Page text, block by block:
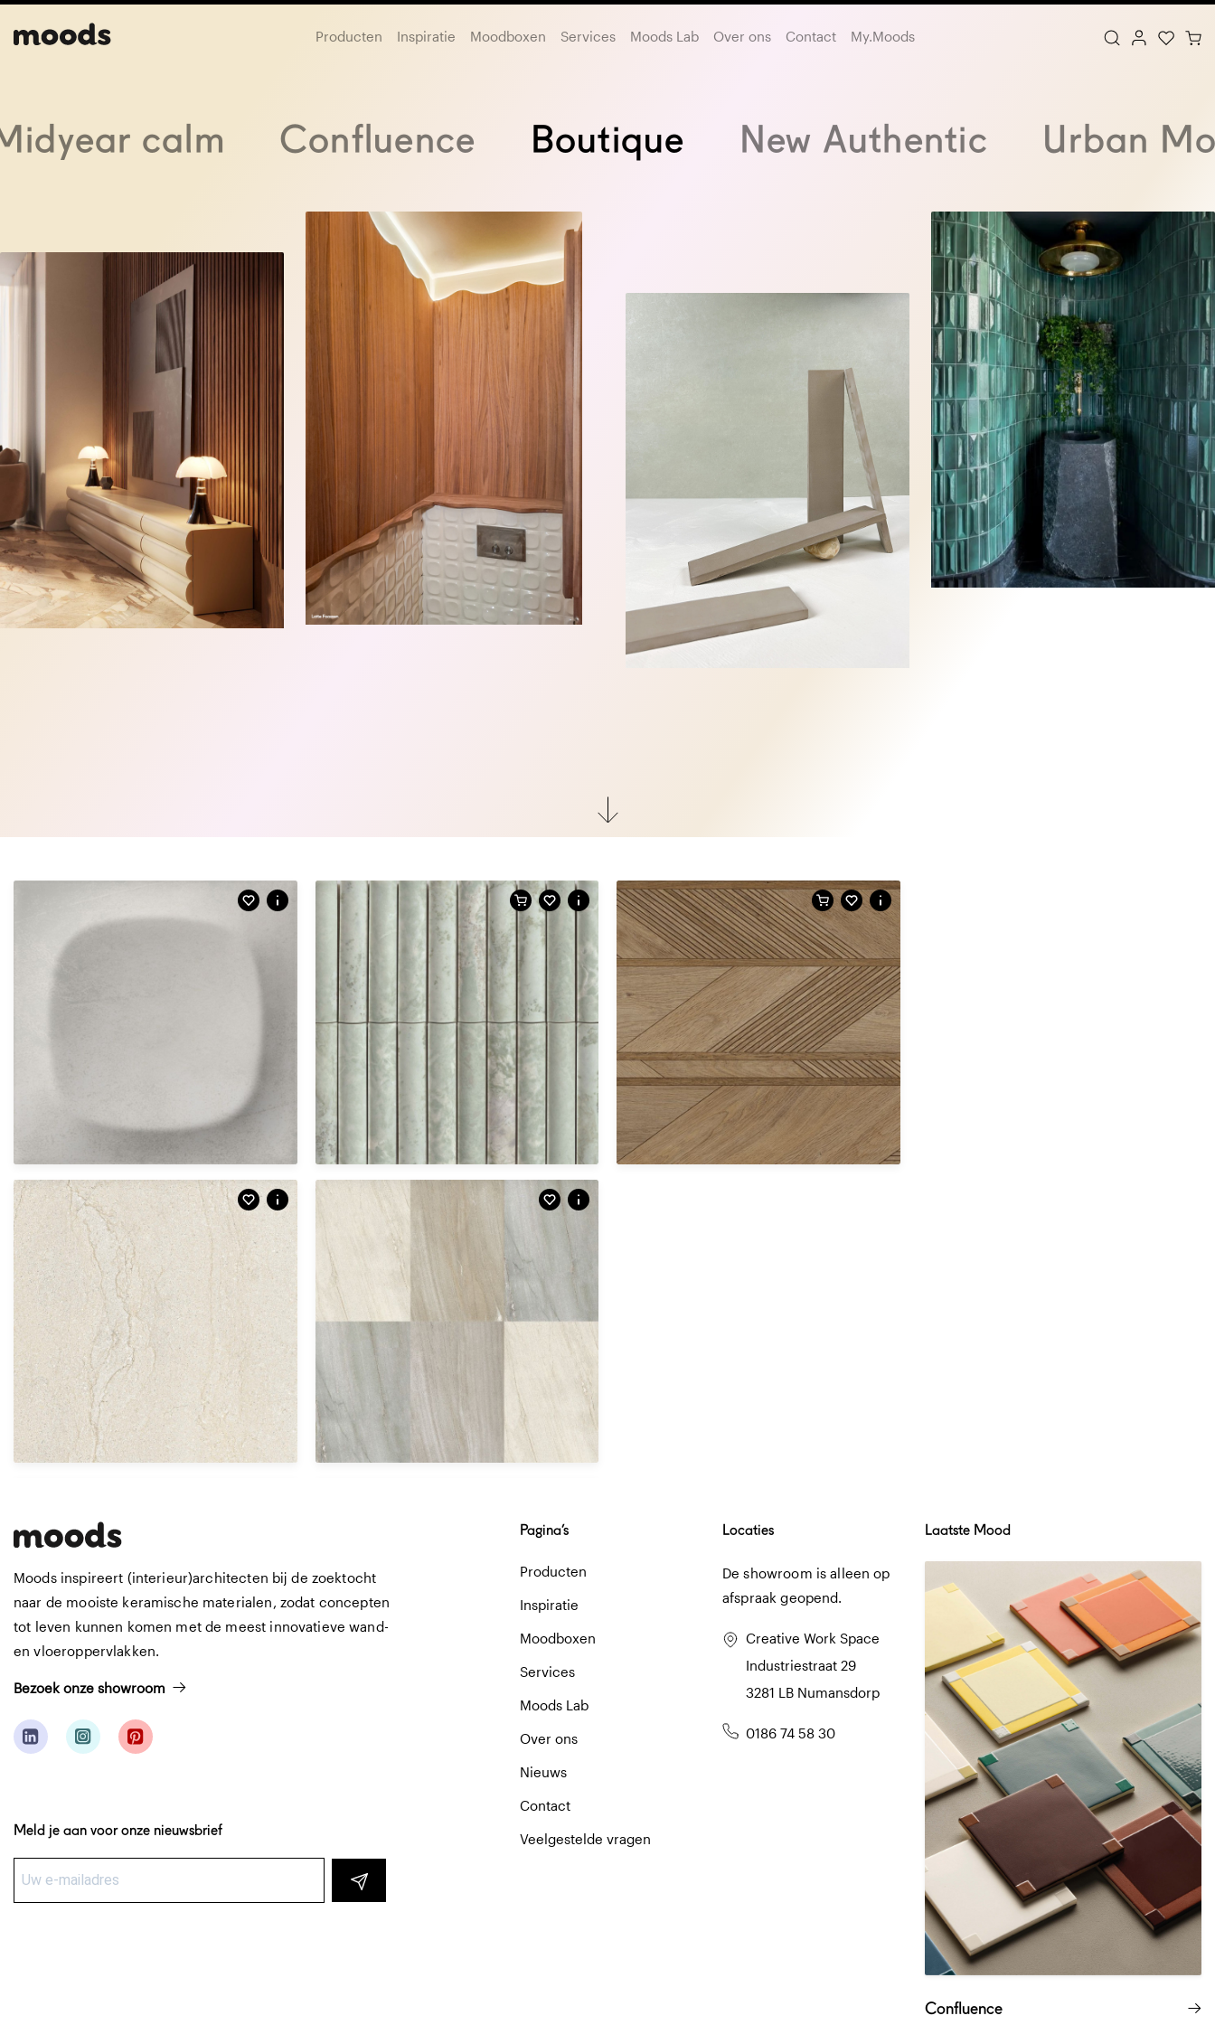
Producten Inspiratie Moodboxen Services Moods Lab Over ons Contact My.Moods
calm Confluence Boutique New Authentic Urban
groovy glossy | wandtegel
GAS.06.23 | Pop | perla
mat | vloertegel
YBE.01.01 | Sinai | avorio
Afmetingen
31 X 32 CM 6 X 15 CM
mozaïek | mozaïek
KDE.03.61 | Creta | mint
Afmetingen
mozaïek | mozaïek
YBD.61.61 | Crystal | mix
Afmetingen
20 X 20 CM
Moods inspireert (interieur)architecten bij de zoektocht
naar de mooiste keramische materialen, zodat concepten
tot leven kunnen komen met de meest innovatieve wand-
en vloeroppervlakken.
Bezoek onze showroom
Meld je aan voor onze nieuwsbrief
Laatste Mood
Confluence
Pagina’s
Producten
Inspiratie
Moodboxen
Services
Moods Lab
Over ons
Nieuws
Contact
Veelgestelde vragen
Locaties
De showroom is alleen op
afspraak geopend.
Creative Work Space
Industriestraat 29
3281 LB Numansdorp
0186 74 58 30